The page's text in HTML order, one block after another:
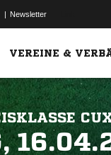
| Newsletter
VEREINE &